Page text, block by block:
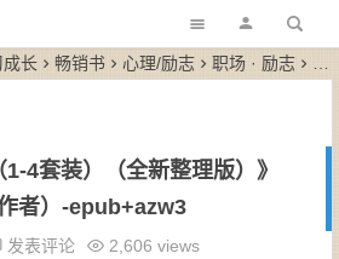
成长 畅销书 心理/励志 职场 · 励志
1-4套装）（全新整理版）》
者）-epub+azw3
发表评论 2,606 views